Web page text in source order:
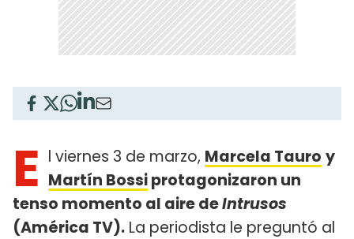
E l viernes 3 de marzo, Marcela Tauro y
Martín Bossiprotagonizaron un
tenso momento al aire deIntrusos
(América TV). La periodista le preguntó al